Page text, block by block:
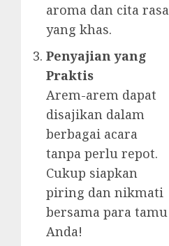
aroma dan cita rasa
yang khas.
Penyajian yang
Praktis
Arem-arem dapat
disajikan dalam
berbagai acara
tanpa perlu repot.
Cukup siapkan
piring dan nikmati
bersama para tamu
Anda!